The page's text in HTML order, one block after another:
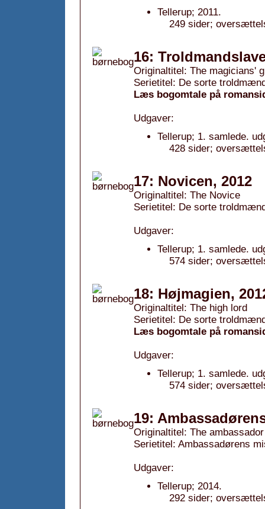
Tellerup; 2011.
249 sider;
16:
Originaltitel: The magicians'
Serietitel: De sorte
Læs bogomtale på
Udgaver:
Tellerup; 1. samlede.
428 sider;
17: Novicen, 2012
Originaltitel: The Novice
Serietitel: De sorte
Udgaver:
Tellerup; 1. samlede.
574 sider;
18: Højmagien,
Originaltitel: The high lord
Serietitel: De sorte
Læs bogomtale på
Udgaver:
Tellerup; 1. samlede.
574 sider;
19:
Originaltitel: The
Serietitel: Ambassadørens
Udgaver:
Tellerup; 2014.
292 sider;